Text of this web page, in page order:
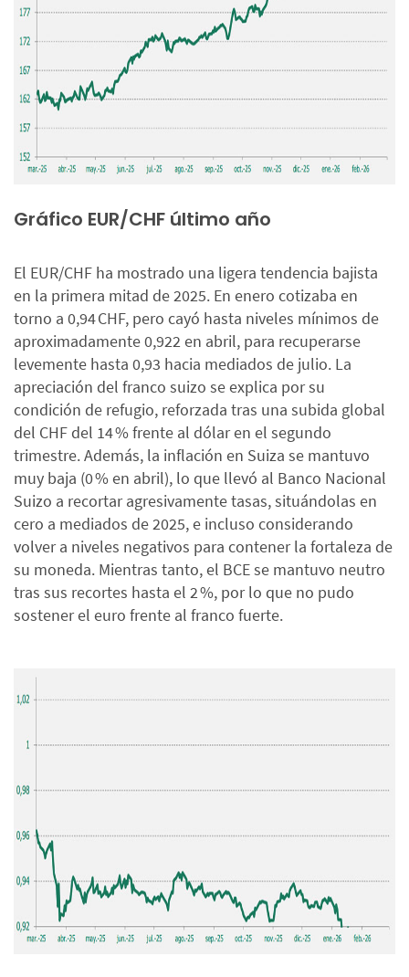
Gráfico EUR/CHF último año
El EUR/CHF ha mostrado una ligera tendencia bajista
en la primera mitad de 2025. En enero cotizaba en
torno a 0,94 CHF, pero cayó hasta niveles mínimos de
aproximadamente 0,922 en abril, para recuperarse
levemente hasta 0,93 hacia mediados de julio. La
apreciación del franco suizo se explica por su
condición de refugio, reforzada tras una subida global
del CHF del 14 % frente al dólar en el segundo
trimestre. Además, la inflación en Suiza se mantuvo
muy baja (0 % en abril), lo que llevó al Banco Nacional
Suizo a recortar agresivamente tasas, situándolas en
cero a mediados de 2025, e incluso considerando
volver a niveles negativos para contener la fortaleza de
su moneda. Mientras tanto, el BCE se mantuvo neutro
tras sus recortes hasta el 2 %, por lo que no pudo
sostener el euro frente al franco fuerte.